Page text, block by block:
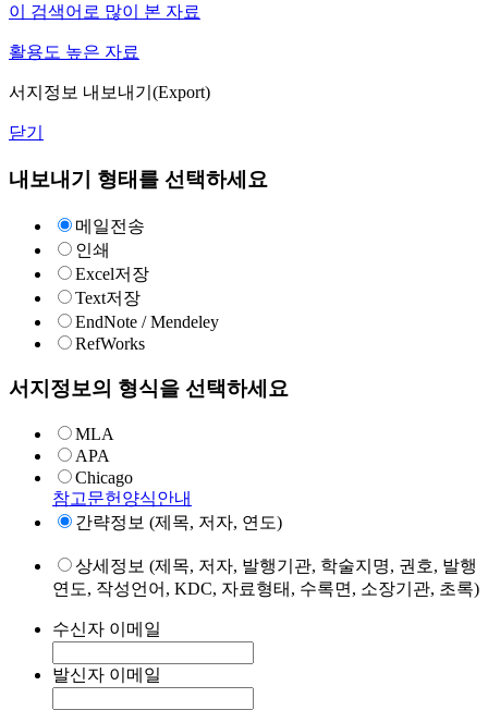
이 검색어로 많이 본 자료
활용도 높은 자료
서지정보 내보내기(Export)
닫기
내보내기 형태를 선택하세요
메일전송
인쇄
Excel저장
Text저장
EndNote / Mendeley
RefWorks
서지정보의 형식을 선택하세요
MLA
APA
Chicago
참고문헌양식안내
간략정보 (제목, 저자, 연도)
상세정보 (제목, 저자, 발행기관, 학술지명, 권호, 발행
연도, 작성언어, KDC, 자료형태, 수록면, 소장기관, 초록)
수신자 이메일
발신자 이메일